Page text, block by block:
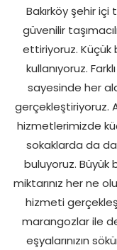
Bakırköy şehir içi
güvenilir
ettiriyoruz.
kullanıyoruz.
sayesinde her
gerçekleştiriyoruz.
hizmetlerimizde
sokaklarda da
buluyoruz. Büyük
miktarınız her ne
hizmeti
marangozlar ile
eşyalarınızın